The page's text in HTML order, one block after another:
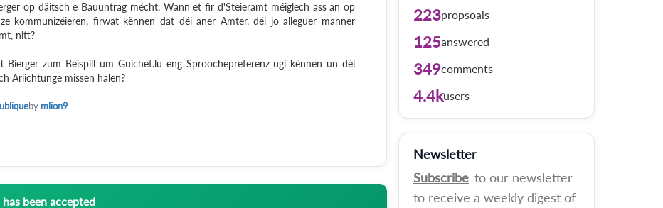
op däitsch e Bauuntrag mécht. Wann et fir d'Steieramt méiglech ass an op
kommunizéieren, firwat kënnen dat déi aner Ämter, déi jo alleguer manner
nitt?
zum Beispill um Guichet.lu eng Sproochepreferenz ugi kënnen un déi
Ariichtunge missen halen?
by mlion9
been accepted
223propsoals
125answered
349comments
4.4kusers
Newsletter
Subscribe to our newsletter
to receive a weekly digest of